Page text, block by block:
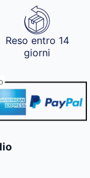
Reso entro 14
giorni